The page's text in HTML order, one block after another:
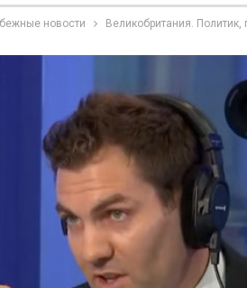
новости Великобритания.